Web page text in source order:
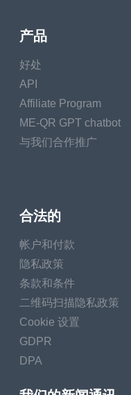
产品
好处
API
Affiliate Program
ME-QR GPT chatbot
与我们合作推广
合法的
帐户和付款
隐私政策
条款和条件
二维码扫描隐私政策
Cookie 设置
GDPR
DPA